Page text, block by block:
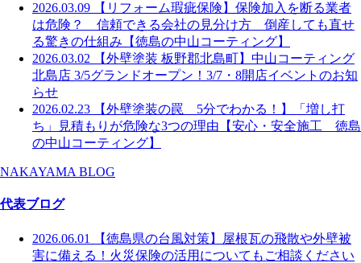
2026.03.09
【リフォーム瑕疵保険】保険加入を断る業者
は危険？ 信頼できる会社の見分け方 倒産しても直せ
る驚きの仕組み【徳島の中山コーティング】
2026.03.02
【外壁塗装 板野郡北島町】中山コーティング
北島店 3/5グランドオープン！3/7・8開店イベントのお知
らせ
2026.02.23
【外壁塗装の罠 5分でわかる！】「増し打
ち」見積もりが危険な3つの理由【安心・安全施工 徳島
の中山コーティング】
NAKAYAMA BLOG
代表ブログ
2026.06.01
【徳島県の台風対策】屋根瓦の飛散や外壁被
害に備える！火災保険の活用についてもご相談ください